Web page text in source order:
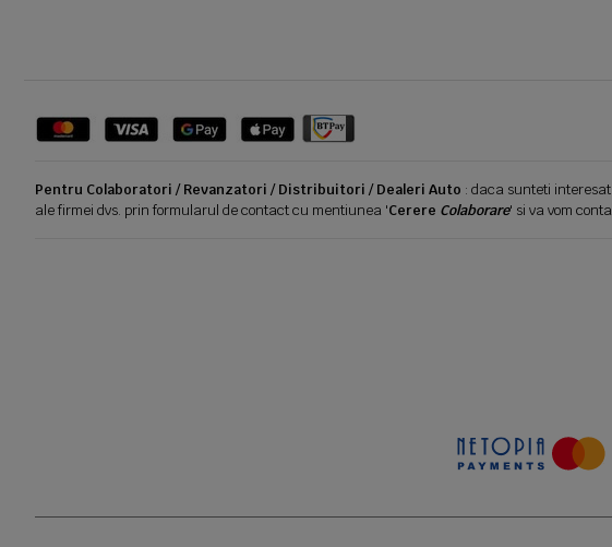
Pentru Colaboratori / Revanzatori / Distribuitori / Dealeri Auto : daca sunteti
ale firmei dvs. prin formularul de contact cu mentiunea 'Cerere Colaborare' si va vom